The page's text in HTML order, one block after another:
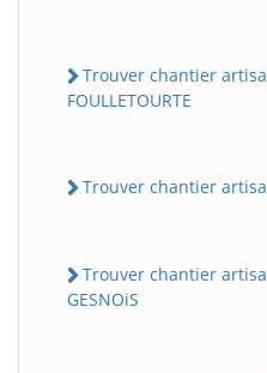
Trouver chantier
FOULLETOURTE
Trouver chantier
Trouver chantier
GESNOiS